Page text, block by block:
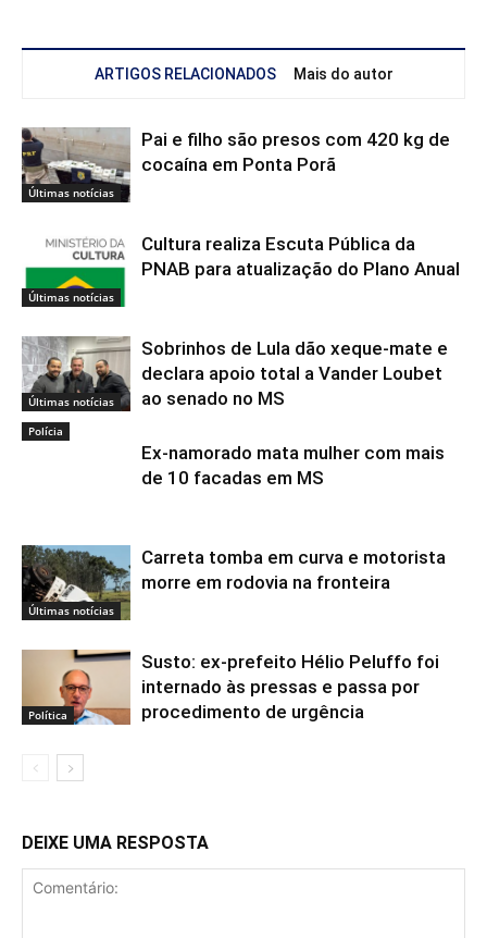
ARTIGOS RELACIONADOS Mais do autor
Últimas notícias
Pai e filho são presos com 420 kg de
cocaína em Ponta Porã
Últimas notícias
Cultura realiza Escuta Pública da
PNAB para atualização do Plano Anual
Últimas notícias
Sobrinhos de Lula dão xeque-mate e
declara apoio total a Vander Loubet
ao senado no MS
Polícia
Ex-namorado mata mulher com mais
de 10 facadas em MS
Últimas notícias
Carreta tomba em curva e motorista
morre em rodovia na fronteira
Política
Susto: ex-prefeito Hélio Peluffo foi
internado às pressas e passa por
procedimento de urgência
DEIXE UMA RESPOSTA